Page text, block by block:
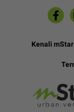
Kenali mStar